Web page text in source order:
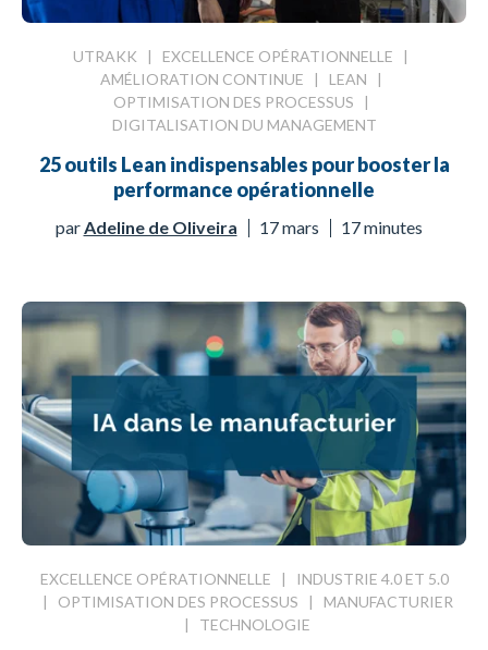
UTRAKK | EXCELLENCE OPÉRATIONNELLE |
AMÉLIORATION CONTINUE | LEAN |
OPTIMISATION DES PROCESSUS |
DIGITALISATION DU MANAGEMENT
25 outils Lean indispensables pour booster la
performance opérationnelle
par Adeline de Oliveira 17 mars 17 minutes
EXCELLENCE OPÉRATIONNELLE |
INDUSTRIE 4.0 ET 5.0
| OPTIMISATION DES PROCESSUS | MANUFACTURIER
| TECHNOLOGIE